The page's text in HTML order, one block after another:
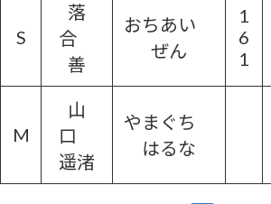
S
落
合
善
おちあい
ぜん
1
6
1
M
山
口
遥渚
やまぐち
はるな